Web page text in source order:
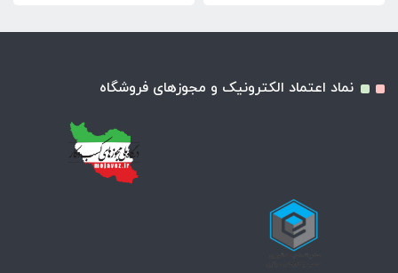
نماد اعتماد الکترونیک و مجوزهای فروشگاه